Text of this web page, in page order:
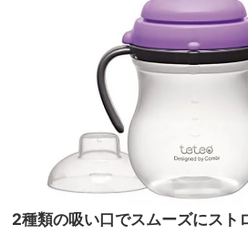
2種類の吸い口でスムーズにスト